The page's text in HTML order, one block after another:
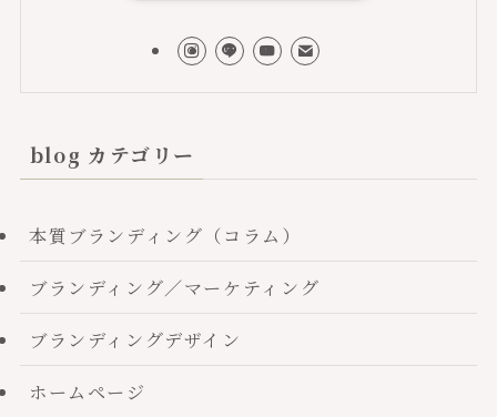
blog カテゴリー
本質ブランディング（コラム）
ブランディング／マーケティング
ブランディングデザイン
ホームページ